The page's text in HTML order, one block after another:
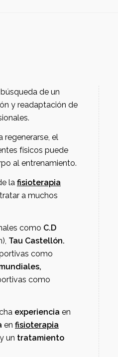
y readaptación de
el cuerpo al entrenamiento.
el campo de la fisioterapia
a muchos
como C.D
Tau Castellón.
en grandes citas deportivas como
como
experiencia en
en fisioterapia
un tratamiento